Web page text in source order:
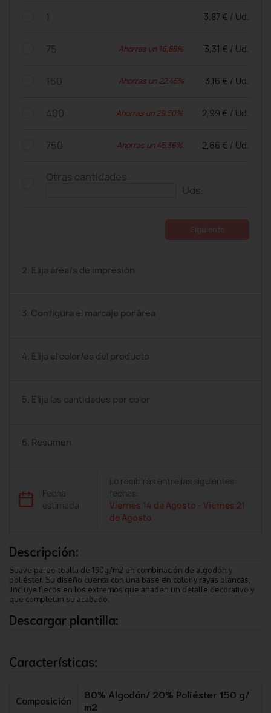
1 3,87 € / Ud.
75 Ahorras un 16,88% 3,31 € / Ud.
150 Ahorras un 22,45% 3,16 € / Ud.
400 Ahorras un 29,50% 2,99 € / Ud.
750 Ahorras un 45,36% 2,66 € / Ud.
Otras cantidades
Uds.
2. Elija área/s de impresión
3. Configura el marcaje por área
4. Elija el color/es del producto
5. Elija las cantidades por color
6. Resumen
Fecha
estimada
Lo recibirás entre las siguientes
fechas:
Viernes 14 de Agosto -Viernes 21
de Agosto
Descripción:
Suave pareo-toalla de 150g/m2 en combinación de algodón y
poliéster. Su diseño cuenta con una base en color y rayas blancas,
.Incluye flecos en los extremos que añaden un detalle decorativo y
que completan su acabado.
Descargar plantilla:
Características:
Composición
80% Algodón/ 20% Poliéster 150 g/
m2